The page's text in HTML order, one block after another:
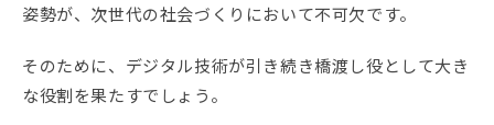
姿勢が、次世代の社会づくりにおいて不可欠です。
そのために、デジタル技術が引き続き橋渡し役として大き
な役割を果たすでしょう。